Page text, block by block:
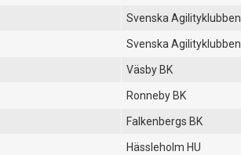
Svenska Agilityklubben
Svenska Agilityklubben
Väsby BK
Ronneby BK
Falkenbergs BK
Hässleholm HU